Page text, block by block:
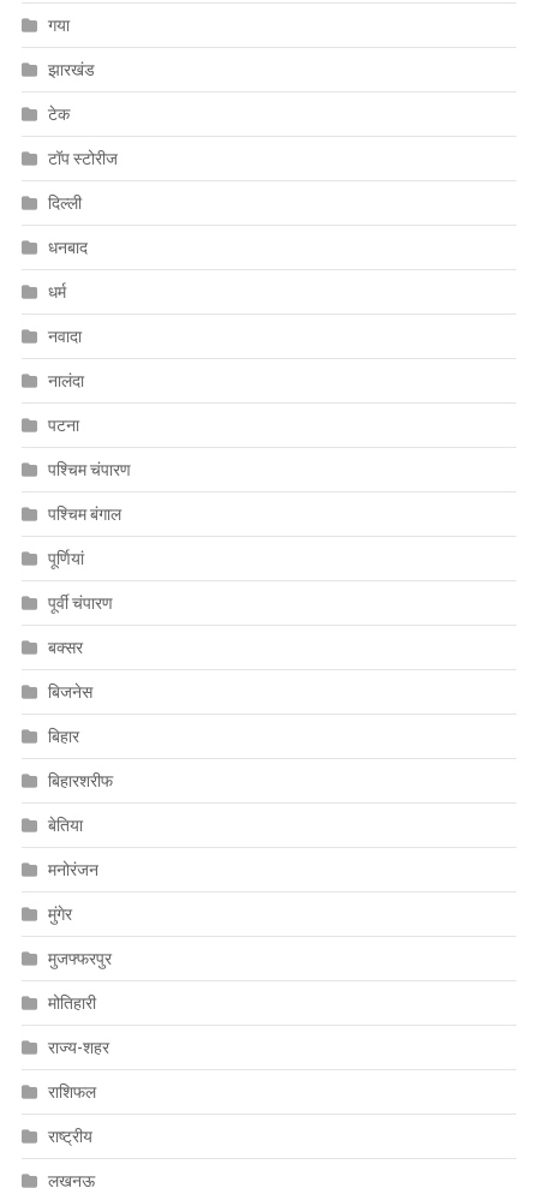
गया
झारखंड
टेक
टॉप स्टोरीज
दिल्ली
धनबाद
धर्म
नवादा
नालंदा
पटना
पश्चिम चंपारण
पश्चिम बंगाल
पूर्णियां
पूर्वी चंपारण
बक्सर
बिजनेस
बिहार
बिहारशरीफ
बेतिया
मनोरंजन
मुंगेर
मुजफ्फरपुर
मोतिहारी
राज्य-शहर
राशिफल
राष्ट्रीय
लखनऊ